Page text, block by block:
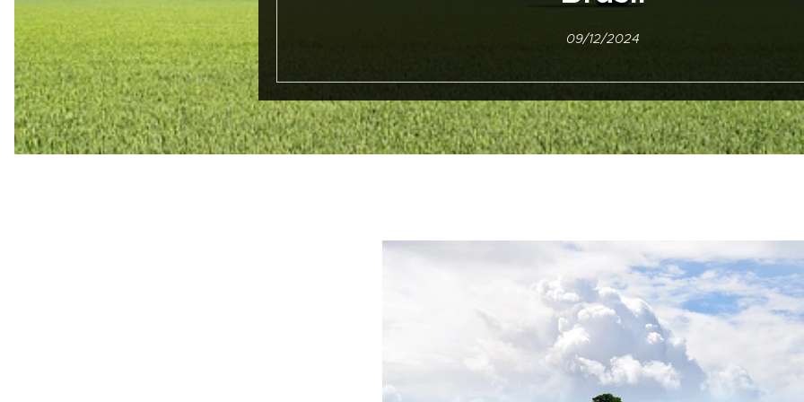
09/12/2024